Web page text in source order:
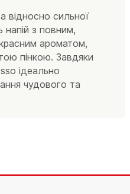
відносно сильної
з повним,
ароматом,
пінкою. Завдяки
ідеально
чудового та